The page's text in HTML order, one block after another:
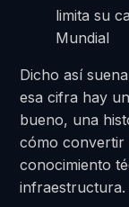
limita su
Mundial
Dicho así
esa cifra hay
bueno, una
cómo convertir
conocimiento
infraestructura.